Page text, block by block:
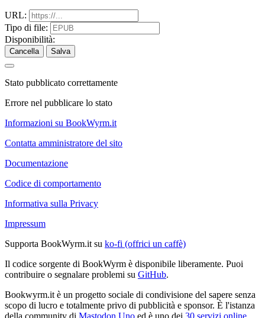
URL:
Tipo di file:
Disponibilità:
Cancella Salva
Stato pubblicato correttamente
Errore nel pubblicare lo stato
Informazioni su BookWyrm.it
Contatta amministratore del sito
Documentazione
Codice di comportamento
Informativa sulla Privacy
Impressum
Supporta BookWyrm.it su ko-fi (offrici un caffè)
Il codice sorgente di BookWyrm è disponibile liberamente. Puoi
contribuire o segnalare problemi su GitHub.
Bookwyrm.it è un progetto sociale di condivisione del sapere senza
scopo di lucro e totalmente privo di pubblicità e sponsor. È l'istanza
della community di Mastodon.Uno ed è uno dei 30 servizi online